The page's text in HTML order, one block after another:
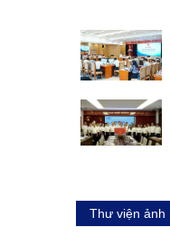
Thư viện ảnh